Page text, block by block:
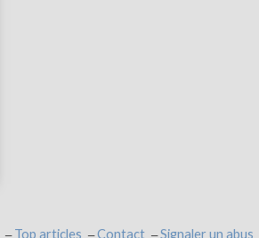
Top articles Contact Signaler un abus